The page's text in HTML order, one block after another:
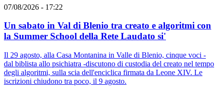
07/08/2026 - 17:22
Un sabato in Val di Blenio tra creato e algoritmi con
la Summer School della Rete Laudato si'
Il 29 agosto, alla Casa Montanina in Valle di Blenio, cinque voci -
dal biblista allo psichiatra -discutono di custodia del creato nel tempo
degli algoritmi, sulla scia dell'enciclica firmata da Leone XIV. Le
iscrizioni chiudono tra poco, il 9 agosto.